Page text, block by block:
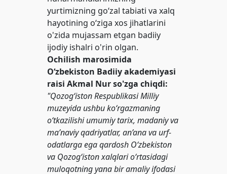
yurtimizning goʻzal tabiati va xalq
hayotining oʻziga xos jihatlarini
o'zida mujassam etgan badiiy
ijodiy ishalri o'rin olgan.
Ochilish marosimida
O‘zbekiston Badiiy akademiyasi
raisi Akmal Nur so'zga chiqdi:
"Qozog‘iston Respublikasi Milliy
muzeyida ushbu ko‘rgazmaning
o‘tkazilishi umumiy tarix, madaniy va
ma’naviy qadriyatlar, an’ana va urf-
odatlarga ega qardosh O‘zbekiston
va Qozog‘iston xalqlari o‘rtasidagi
muloqotning yana bir amaliy ifodasi